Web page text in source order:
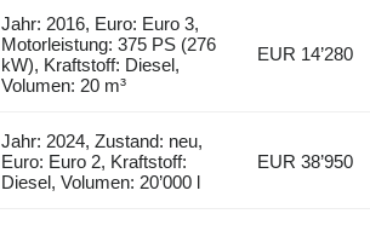
Jahr: 2016, Euro: Euro 3,
Motorleistung: 375 PS (276
kW), Kraftstoff: Diesel,
Volumen: 20 m³
EUR 14’280
Jahr: 2024, Zustand: neu,
Euro: Euro 2, Kraftstoff:
Diesel, Volumen: 20’000 l
EUR 38’950